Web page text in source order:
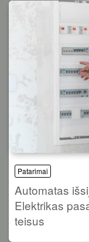
Patarimai
Automatas
Elektrikas
teisus